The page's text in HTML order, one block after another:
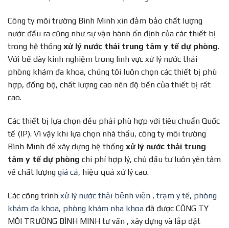
Công ty môi trường Bình Minh xin đảm bảo chất lượng
nước đầu ra cũng như sự vận hành ổn định của các thiết bị
trong hệ thống xử lý nước thải trung tâm y tế dự phòng.
Với bề dày kinh nghiệm trong lĩnh vực xử lý nước thải
phòng khám đa khoa, chúng tôi luôn chọn các thiết bị phù
hợp, đồng bộ, chất lượng cao nên độ bền của thiết bị rất
cao.
Các thiết bị lựa chọn đều phải phù hợp với tiêu chuẩn Quốc
tế (IP). Vì vậy khi lựa chọn nhà thầu, công ty môi trường
Bình Minh để xây dựng hệ thống xử lý nước thải trung
tâm y tế dự phòng chi phí hợp lý, chủ đầu tư luôn yên tâm
về chất lượng giá cả, hiệu quả xử lý cao.
Các công trình xử lý nước thải bệnh viện , trạm y tế, phòng
khám đa khoa, phòng khám nha khoa đã được CÔNG TY
MÔI TRƯỜNG BÌNH MINH tư vấn , xây dựng và lắp đặt